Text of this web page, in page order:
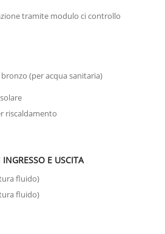
tramite modulo ci controllo
(per acqua sanitaria)
E USCITA
fluido)
fluido)